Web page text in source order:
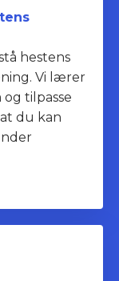
hestens
Vi lærer
tilpasse
du kan